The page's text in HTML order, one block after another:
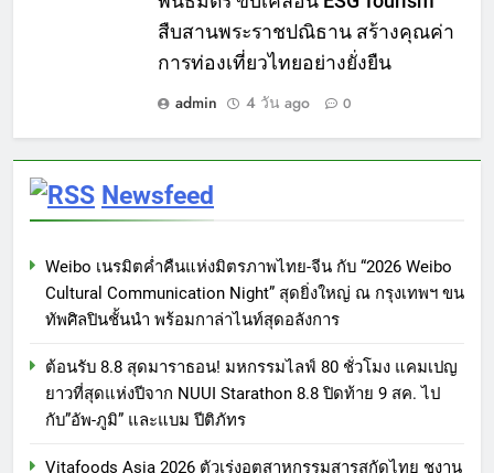
สืบสานพระราชปณิธาน สร้างคุณค่า
การท่องเที่ยวไทยอย่างยั่งยืน
admin
4 วัน ago 0
Newsfeed
Weibo เนรมิตค่ำคืนแห่งมิตรภาพไทย-จีน กับ “2026 Weibo
Cultural Communication Night” สุดยิ่งใหญ่ ณ กรุงเทพฯ ขน
ทัพศิลปินชั้นนำ พร้อมกาล่าไนท์สุดอลังการ
ต้อนรับ 8.8 สุดมาราธอน! มหกรรมไลฟ์ 80 ชั่วโมง แคมเปญ
ยาวที่สุดแห่งปีจาก NUUI Starathon 8.8 ปิดท้าย 9 สค. ไป
กับ”อัพ-ภูมิ” และแบม ปีติภัทร
Vitafoods Asia 2026 ตัวเร่งอุตสาหกรรมสารสกัดไทย ชูงาน